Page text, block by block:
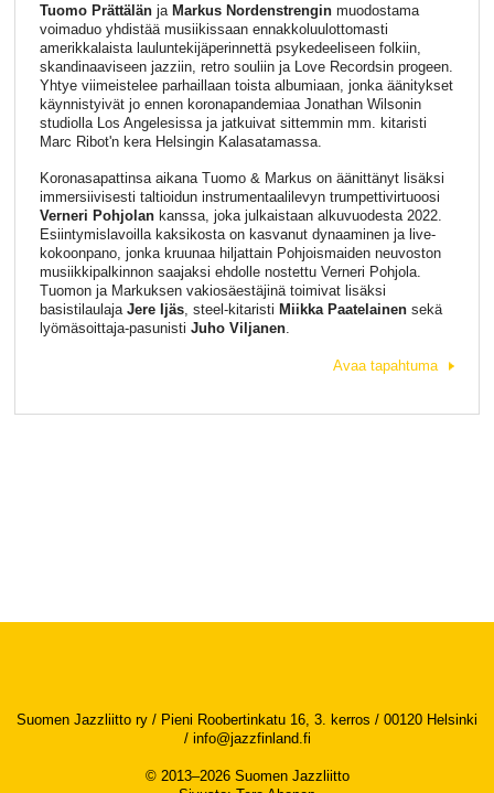
Tuomo Prättälänja Markus Nordenstrenginmuodostama
voimaduo yhdistää musiikissaan ennakkoluulottomasti
amerikkalaista lauluntekijäperinnettä psykedeeliseen folkiin,
skandinaaviseen jazziin, retro souliin ja Love Recordsin progeen.
Yhtye viimeistelee parhaillaan toista albumiaan, jonka äänitykset
käynnistyivät jo ennen koronapandemiaa Jonathan Wilsonin
studiolla Los Angelesissa ja jatkuivat sittemmin mm. kitaristi
Marc Ribot'n kera Helsingin Kalasatamassa.
Koronasapattinsa aikana Tuomo & Markus on äänittänyt lisäksi
immersiivisesti taltioidun instrumentaalilevyn trumpettivirtuoosi
Verneri Pohjolankanssa, joka julkaistaan alkuvuodesta 2022.
Esiintymislavoilla kaksikosta on kasvanut dynaaminen ja live-
kokoonpano, jonka kruunaa hiljattain Pohjoismaiden neuvoston
musiikkipalkinnon saajaksi ehdolle nostettu Verneri Pohjola.
Tuomon ja Markuksen vakiosäestäjinä toimivat lisäksi
basistilaulaja Jere Ijäs, steel-kitaristi Miikka Paatelainensekä
lyömäsoittaja-pasunisti Juho Viljanen.
Avaa tapahtuma
Suomen Jazzliitto ry / Pieni Roobertinkatu 16, 3. kerros / 00120 Helsinki
/ info@jazzfinland.fi
© 2013–2026 Suomen Jazzliitto